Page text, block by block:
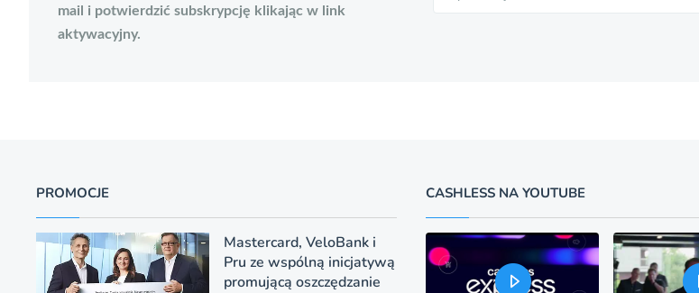
mail i potwierdzić subskrypcję klikając w link
aktywacyjny.
PROMOCJE
Mastercard, VeloBank i
Pru ze wspólną inicjatywą
promującą oszczędzanie
CASHLESS NA YOUTUBE